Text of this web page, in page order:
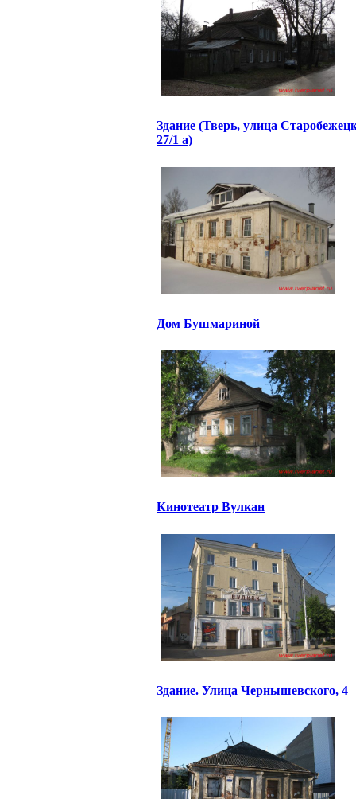
Здание (Тверь, улица
27/1 а)
Дом Бушмариной
Кинотеатр Вулкан
Здание. Улица Чернышевского, 4